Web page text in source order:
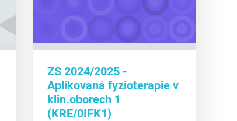
ZS 2024/2025 -
Aplikovaná fyzioterapie v
klin.oborech 1
(KRE/0IFK1)